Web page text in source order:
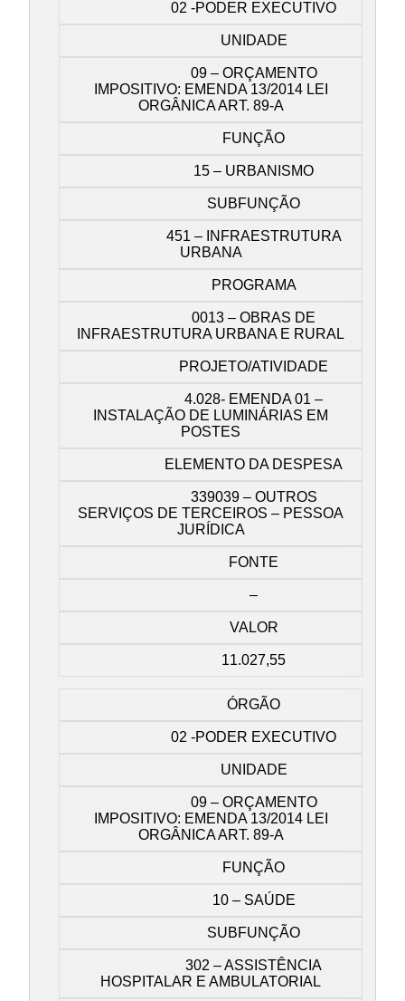
02 -PODER EXECUTIVO
UNIDADE
09 – ORÇAMENTO
IMPOSITIVO: EMENDA 13/2014 LEI
ORGÂNICA ART. 89-A
FUNÇÃO
15 – URBANISMO
SUBFUNÇÃO
451 – INFRAESTRUTURA
URBANA
PROGRAMA
0013 – OBRAS DE
INFRAESTRUTURA URBANA E RURAL
PROJETO/ATIVIDADE
4.028- EMENDA 01 –
INSTALAÇÃO DE LUMINÁRIAS EM
POSTES
ELEMENTO DA DESPESA
339039 – OUTROS
SERVIÇOS DE TERCEIROS – PESSOA
JURÍDICA
FONTE
–
VALOR
11.027,55
ÓRGÃO
02 -PODER EXECUTIVO
UNIDADE
09 – ORÇAMENTO
IMPOSITIVO: EMENDA 13/2014 LEI
ORGÂNICA ART. 89-A
FUNÇÃO
10 – SAÚDE
SUBFUNÇÃO
302 – ASSISTÊNCIA
HOSPITALAR E AMBULATORIAL